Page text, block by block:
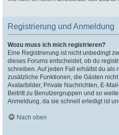
Registrierung und Anmeldung
Wozu muss ich mich registrieren?
Eine Registrierung ist nicht unbedingt
dieses Forums entscheidet, ob du
schreiben. Auf jeden Fall erhältst du als
zusätzliche Funktionen, die Gästen
Avatarbilder, Private Nachrichten, E-
Beitritt zu Benutzergruppen und so
Anmeldung, da sie schnell erledigt ist
Nach oben